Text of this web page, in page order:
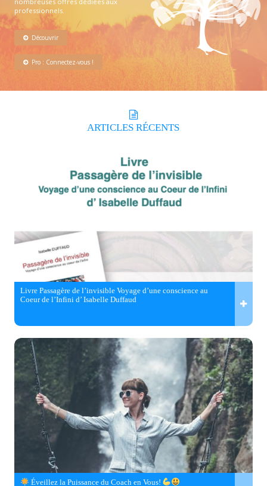
professionnels.
Découvrir
Pro : Connectez-vous !
ARTICLES RÉCENTS
Livre Passagère de l’invisible Voyage d’une conscience au
Coeur de l’Infini d’ Isabelle Duffaud
Éveillez la Puissance du Coach en Vous!